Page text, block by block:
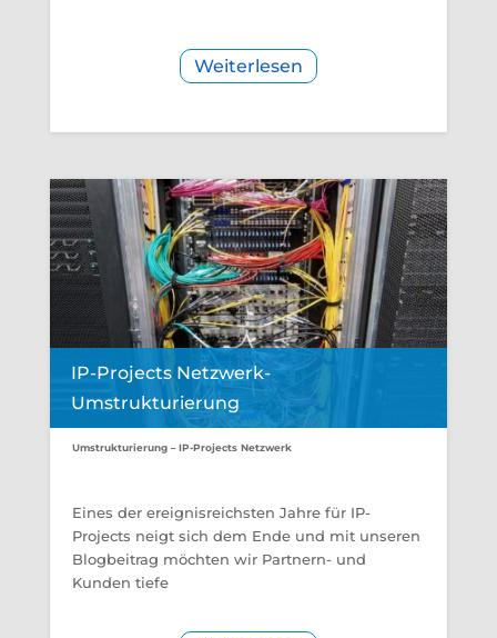
Weiterlesen
IP-Projects Netzwerk-
Umstrukturierung
Umstrukturierung – IP-Projects Netzwerk
Eines der ereignisreichsten Jahre für IP-
Projects neigt sich dem Ende und mit unseren
Blogbeitrag möchten wir Partnern- und
Kunden tiefe